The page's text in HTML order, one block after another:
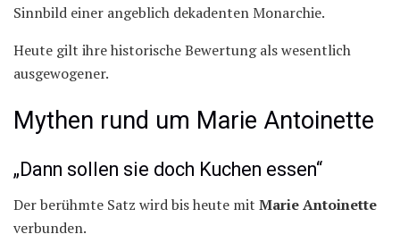
Sinnbild einer angeblich dekadenten Monarchie.
Heute gilt ihre historische Bewertung als wesentlich
ausgewogener.
Mythen rund um Marie Antoinette
„Dann sollen sie doch Kuchen essen“
Der berühmte Satz wird bis heute mit Marie Antoinette
verbunden.